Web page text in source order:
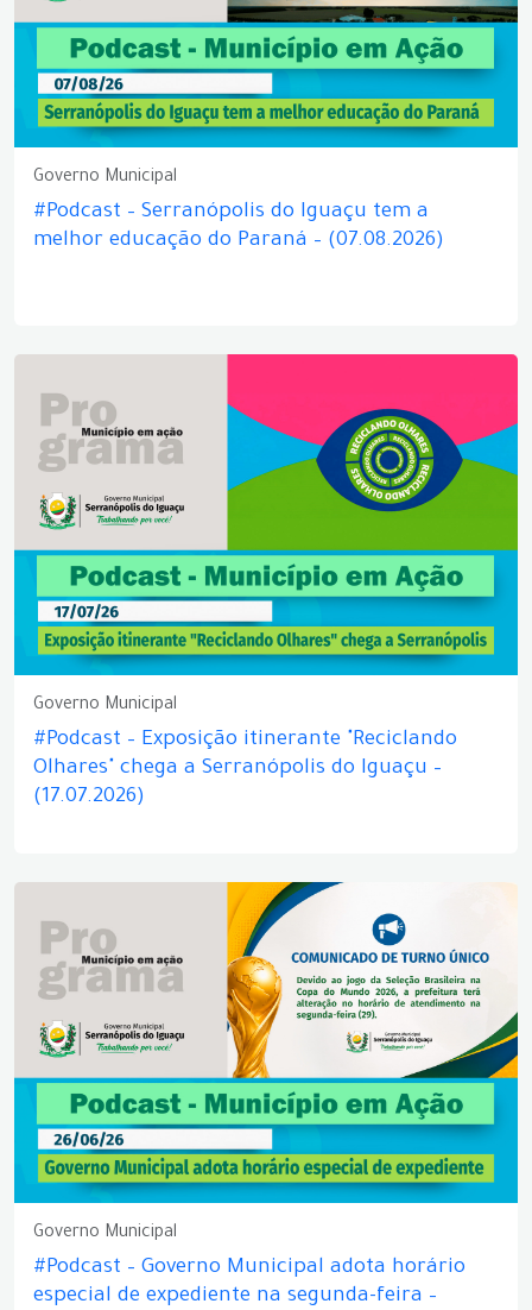
Governo Municipal
#Podcast – Serranópolis do Iguaçu tem a
melhor educação do Paraná – (07.08.2026)
Governo Municipal
#Podcast – Exposição itinerante "Reciclando
Olhares" chega a Serranópolis do Iguaçu –
(17.07.2026)
Governo Municipal
#Podcast – Governo Municipal adota horário
especial de expediente na segunda-feira –